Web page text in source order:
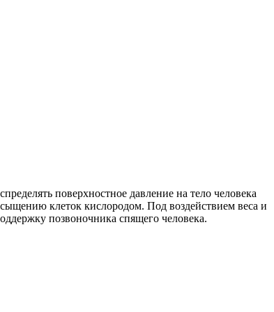
поверхностное давление на тело человека
клеток кислородом. Под воздействием веса и
позвоночника спящего человека.